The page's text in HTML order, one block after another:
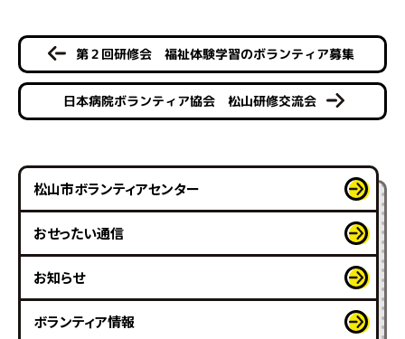
第２回研修会 福祉体験学習のボランティア募集
日本病院ボランティア協会 松山研修交流会
松山市ボランティアセンター
おせったい通信
お知らせ
ボランティア情報